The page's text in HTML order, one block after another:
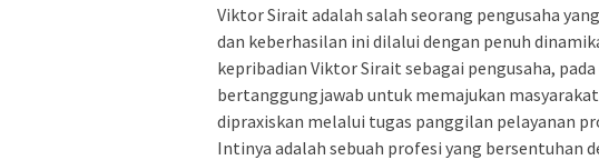
Viktor Sirait adalah salah seorang pengusaha
dan keberhasilan ini dilalui dengan penuh
kepribadian Viktor Sirait sebagai pengusaha,
bertanggungjawab untuk memajukan
dipraxiskan melalui tugas panggilan pelayanan
Intinya adalah sebuah profesi yang bersentuhan